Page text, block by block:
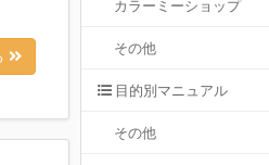
カラーミーショップ
その他
目的別マニュアル
その他